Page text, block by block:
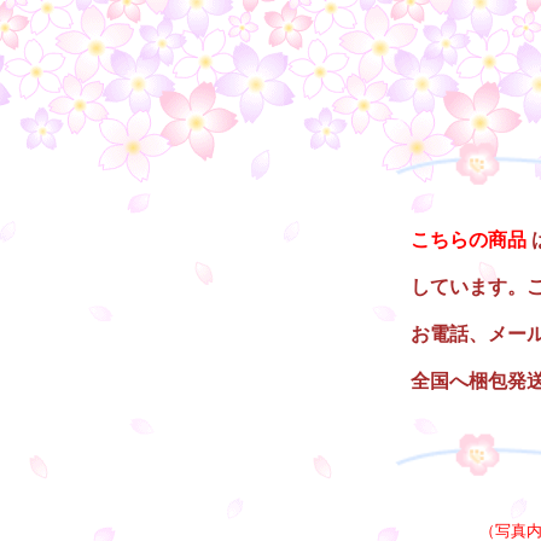
○
こちらの商品
しています。
お電話、メー
全国へ梱包発
（写真